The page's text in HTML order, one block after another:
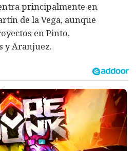
principalmente en
de la Vega, aunque
en Pinto,
y Aranjuez.